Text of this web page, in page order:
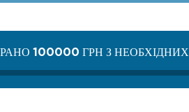
100000 ГРН З НЕОБХІДНИХ